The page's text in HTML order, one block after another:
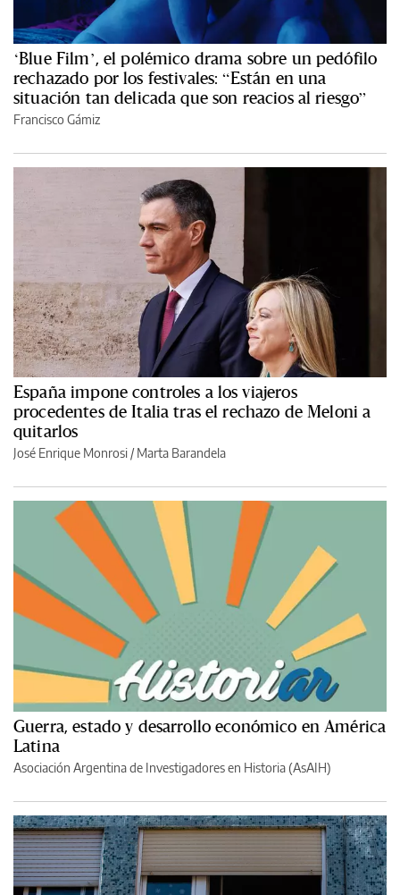
‘Blue Film’, el polémico drama sobre un pedófilo
rechazado por los festivales: “Están en una
situación tan delicada que son reacios al riesgo”
Francisco Gámiz
España impone controles a los viajeros
procedentes de Italia tras el rechazo de Meloni a
quitarlos
José Enrique Monrosi / Marta Barandela
Guerra, estado y desarrollo económico en América
Latina
Asociación Argentina de Investigadores en Historia (AsAIH)